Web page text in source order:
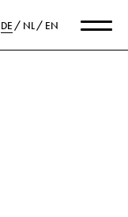
DE NL EN